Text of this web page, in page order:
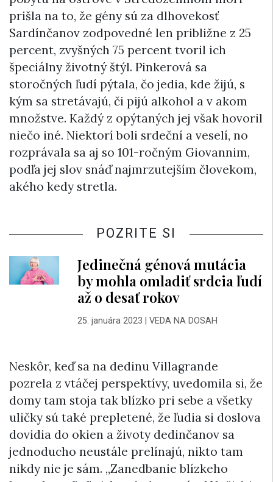
prišla na to, že gény sú za dlhovekosť
Sardínčanov zodpovedné len približne z 25
percent, zvyšných 75 percent tvoril ich
špeciálny životný štýl. Pinkerová sa
storočných ľudí pýtala, čo jedia, kde žijú, s
kým sa stretávajú, či pijú alkohol a v akom
množstve. Každý z opýtaných jej však hovoril
niečo iné. Niektorí boli srdeční a veselí, no
rozprávala sa aj so 101-ročným Giovannim,
podľa jej slov snáď najmrzutejším človekom,
akého kedy stretla.
POZRITE SI
Jedinečná génová mutácia
by mohla omladiť srdcia ľudí
až o desať rokov
25. januára 2023 VEDA NA DOSAH
Neskôr, keď sa na dedinu Villagrande
pozrela z vtáčej perspektívy, uvedomila si, že
domy tam stoja tak blízko pri sebe a všetky
uličky sú také prepletené, že ľudia si doslova
dovidia do okien a životy dedinčanov sa
jednoducho neustále prelínajú, nikto tam
nikdy nie je sám. „Zanedbanie blízkeho